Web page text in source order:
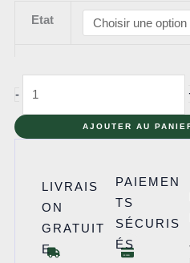
Etat
-
wing
Poe
Dameron
AJOUTER AU
LIVRAIS
ON
GRATUIT
E
PAIEMEN
TS
SÉCURIS
ÉS